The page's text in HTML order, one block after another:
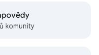
komunity